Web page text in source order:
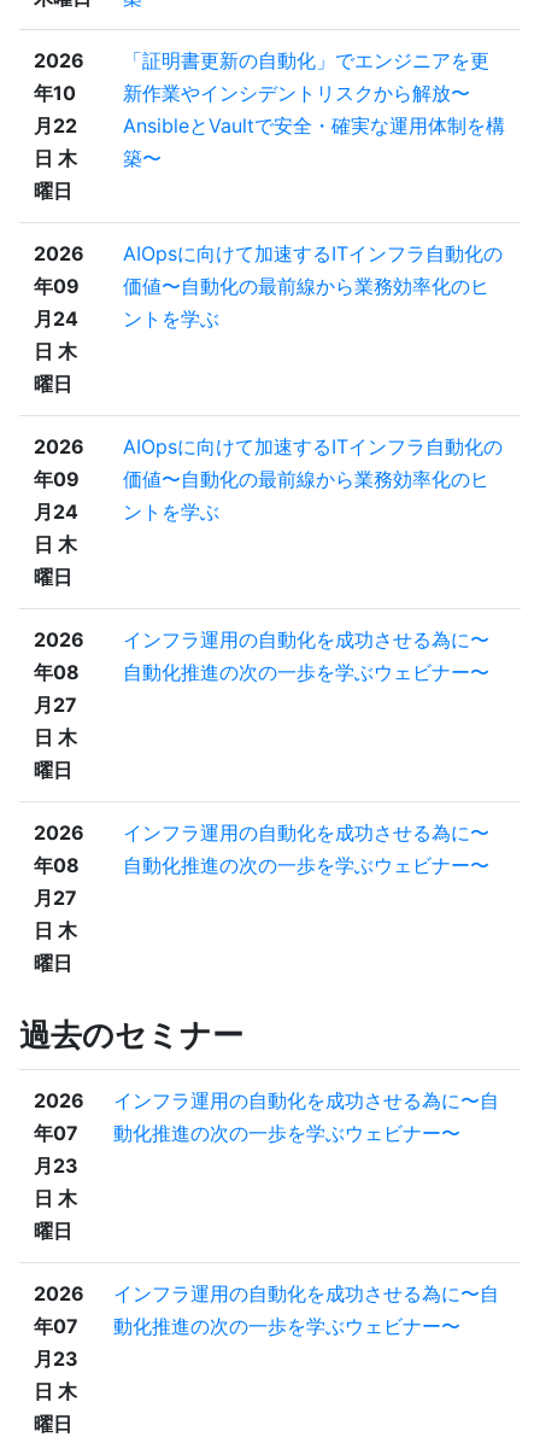
2026
年10
月22
日 木
曜日
「証明書更新の自動化」でエンジニアを更
新作業やインシデントリスクから解放〜
AnsibleとVaultで安全・確実な運用体制を構
築〜
2026
年09
月24
日 木
曜日
AIOpsに向けて加速するITインフラ自動化の
価値〜自動化の最前線から業務効率化のヒ
ントを学ぶ
2026
年09
月24
日 木
曜日
AIOpsに向けて加速するITインフラ自動化の
価値〜自動化の最前線から業務効率化のヒ
ントを学ぶ
2026
年08
月27
日 木
曜日
インフラ運用の自動化を成功させる為に〜
自動化推進の次の一歩を学ぶウェビナー〜
2026
年08
月27
日 木
曜日
インフラ運用の自動化を成功させる為に〜
自動化推進の次の一歩を学ぶウェビナー〜
過去のセミナー
2026
年07
月23
日 木
曜日
インフラ運用の自動化を成功させる為に〜自
動化推進の次の一歩を学ぶウェビナー〜
2026
年07
月23
日 木
曜日
インフラ運用の自動化を成功させる為に〜自
動化推進の次の一歩を学ぶウェビナー〜